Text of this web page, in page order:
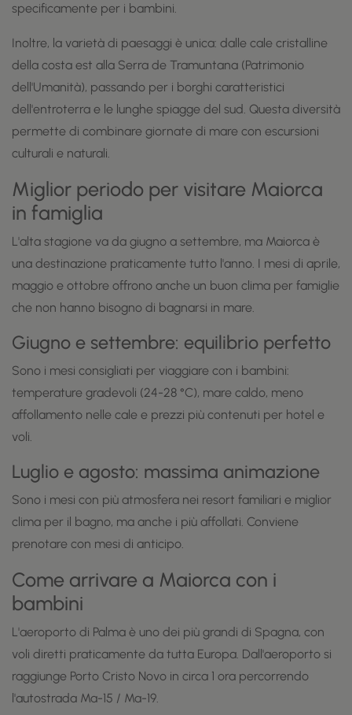
specificamente per i bambini.
Inoltre, la varietà di paesaggi è unica: dalle cale cristalline
della costa est alla Serra de Tramuntana (Patrimonio
dell'Umanità), passando per i borghi caratteristici
dell'entroterra e le lunghe spiagge del sud. Questa diversità
permette di combinare giornate di mare con escursioni
culturali e naturali.
Miglior periodo per visitare Maiorca
in famiglia
L'alta stagione va da giugno a settembre, ma Maiorca è
una destinazione praticamente tutto l'anno. I mesi di aprile,
maggio e ottobre offrono anche un buon clima per famiglie
che non hanno bisogno di bagnarsi in mare.
Giugno e settembre: equilibrio perfetto
Sono i mesi consigliati per viaggiare con i bambini:
temperature gradevoli (24-28 °C), mare caldo, meno
affollamento nelle cale e prezzi più contenuti per hotel e
voli.
Luglio e agosto: massima animazione
Sono i mesi con più atmosfera nei resort familiari e miglior
clima per il bagno, ma anche i più affollati. Conviene
prenotare con mesi di anticipo.
Come arrivare a Maiorca con i
bambini
L'aeroporto di Palma è uno dei più grandi di Spagna, con
voli diretti praticamente da tutta Europa. Dall'aeroporto si
raggiunge Porto Cristo Novo in circa 1 ora percorrendo
l'autostrada Ma-15 / Ma-19.